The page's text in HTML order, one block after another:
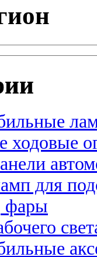
ходовые
для
фары